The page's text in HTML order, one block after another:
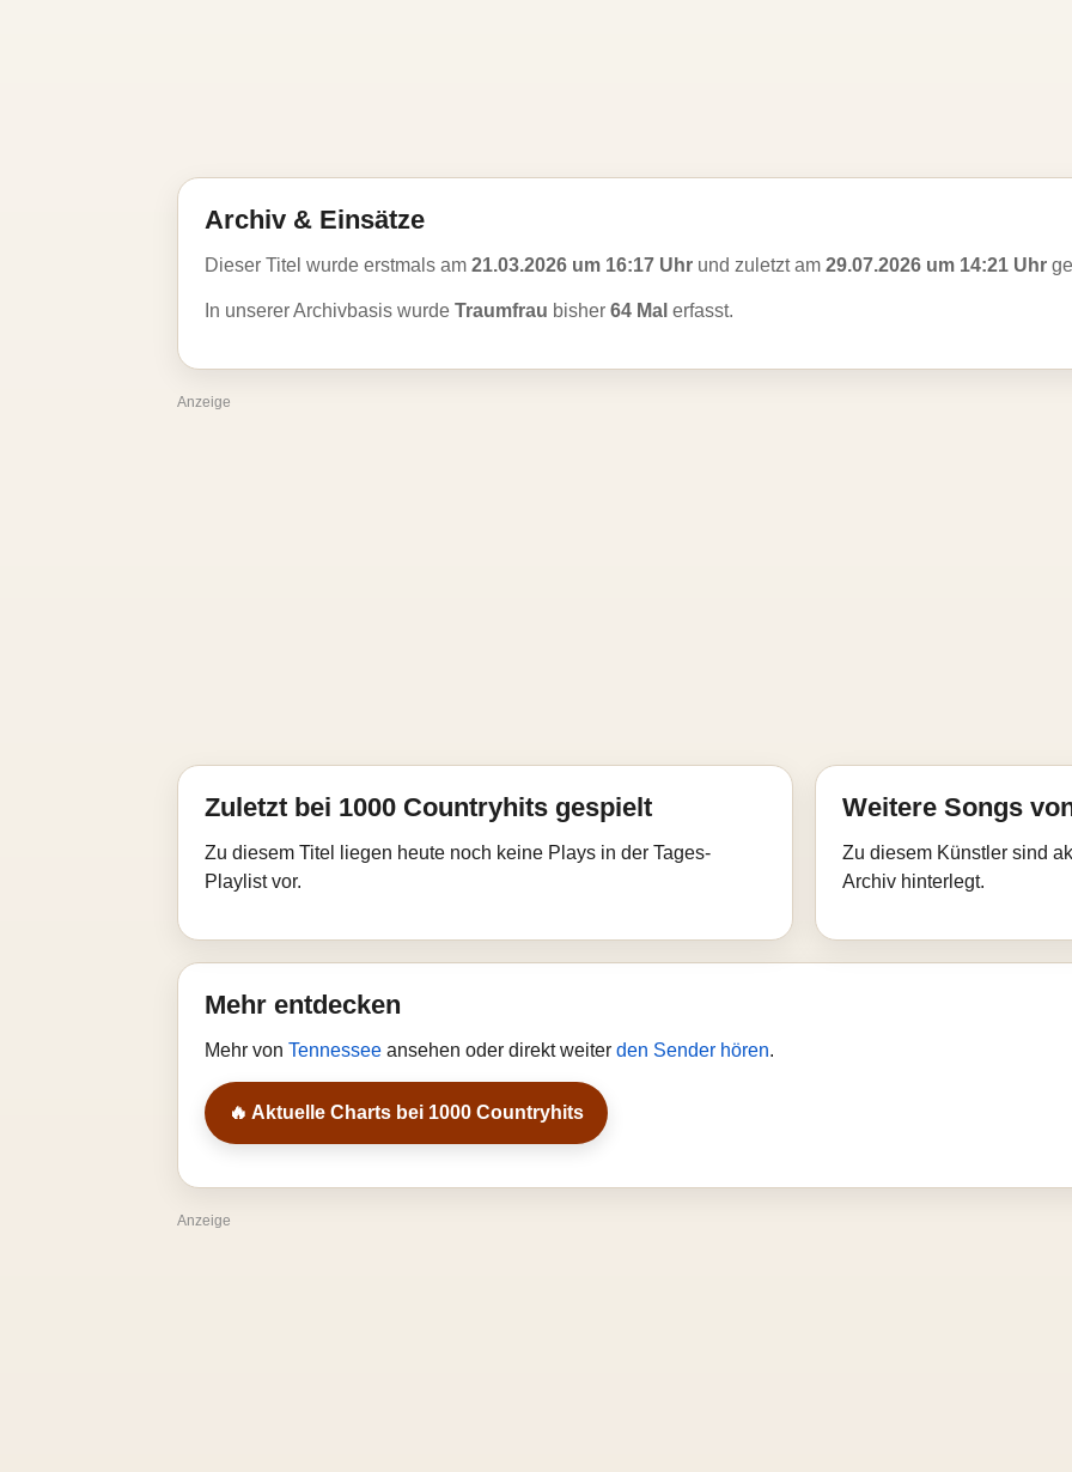
Archiv & Einsätze
Dieser Titel wurde erstmals am 21.03.2026 um 16:17 Uhr und zuletzt am 29.07.2026 um 14:21 Uhr
In unserer Archivbasis wurde Traumfrau bisher 64 Mal erfasst.
Anzeige
Zuletzt bei 1000 Countryhits gespielt
Zu diesem Titel liegen heute noch keine Plays in der Tages-
Playlist vor.
Weitere Songs
Zu diesem Künstler sind
Archiv hinterlegt.
Mehr entdecken
Mehr von Tennessee ansehen oder direkt weiter den Sender hören.
🔥 Aktuelle Charts bei 1000 Countryhits
Anzeige